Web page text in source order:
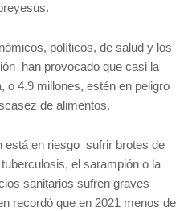
políticos, de salud y los
han provocado que casi la
o 4.9 millones, estén en peligro
de alimentos.
está en riesgo sufrir brotes de
el sarampión o la
sanitarios sufren graves
recordó que en 2021 menos de